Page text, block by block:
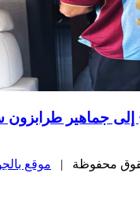
جماهير طرابزون
موقع